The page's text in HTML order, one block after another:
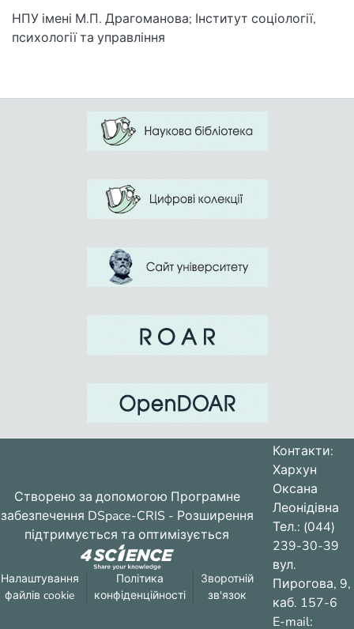
НПУ імені М.П. Драгоманова; Інститут соціології,
психології та управління
Створено за допомогою Програмне
забезпечення DSpace-CRIS - Розширення
підтримується та оптимізується
Налаштування
файлів cookie
Політика
конфіденційності
Зворотній
зв'язок
Контакти:
Хархун
Оксана
Леонідівна
Тел.: (044)
239-30-39
вул.
Пирогова, 9,
каб. 157-6
E-mail: